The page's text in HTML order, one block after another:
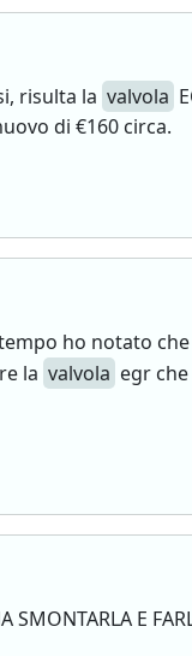
risulta la valvola
di €160 circa.
ho notato
la valvola egr
SMONTARLA E